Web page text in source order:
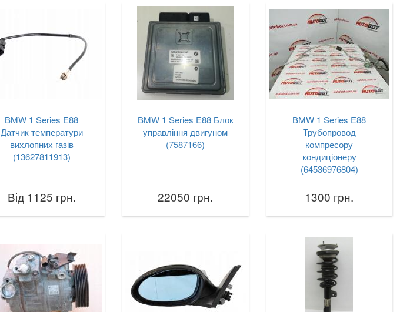
BMW 1 Series E88
Датчик температури
вихлопних газів
(13627811913)
Від 1125 грн.
BMW 1 Series E88 Блок
управління двигуном
(7587166)
22050 грн.
BMW 1 Series E88
Трубопровод
компресору
кондиціонеру
(64536976804)
1300 грн.